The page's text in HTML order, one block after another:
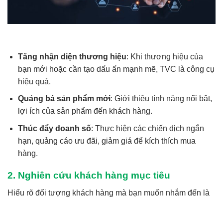
Tăng nhận diện thương hiệu: Khi thương hiệu của
bạn mới hoặc cần tạo dấu ấn mạnh mẽ, TVC là công cụ
hiệu quả.
Quảng bá sản phẩm mới: Giới thiệu tính năng nổi bật,
lợi ích của sản phẩm đến khách hàng.
Thúc đẩy doanh số: Thực hiện các chiến dịch ngắn
hạn, quảng cáo ưu đãi, giảm giá để kích thích mua
hàng.
2. Nghiên cứu khách hàng mục tiêu
Hiểu rõ đối tượng khách hàng mà bạn muốn nhắm đến là